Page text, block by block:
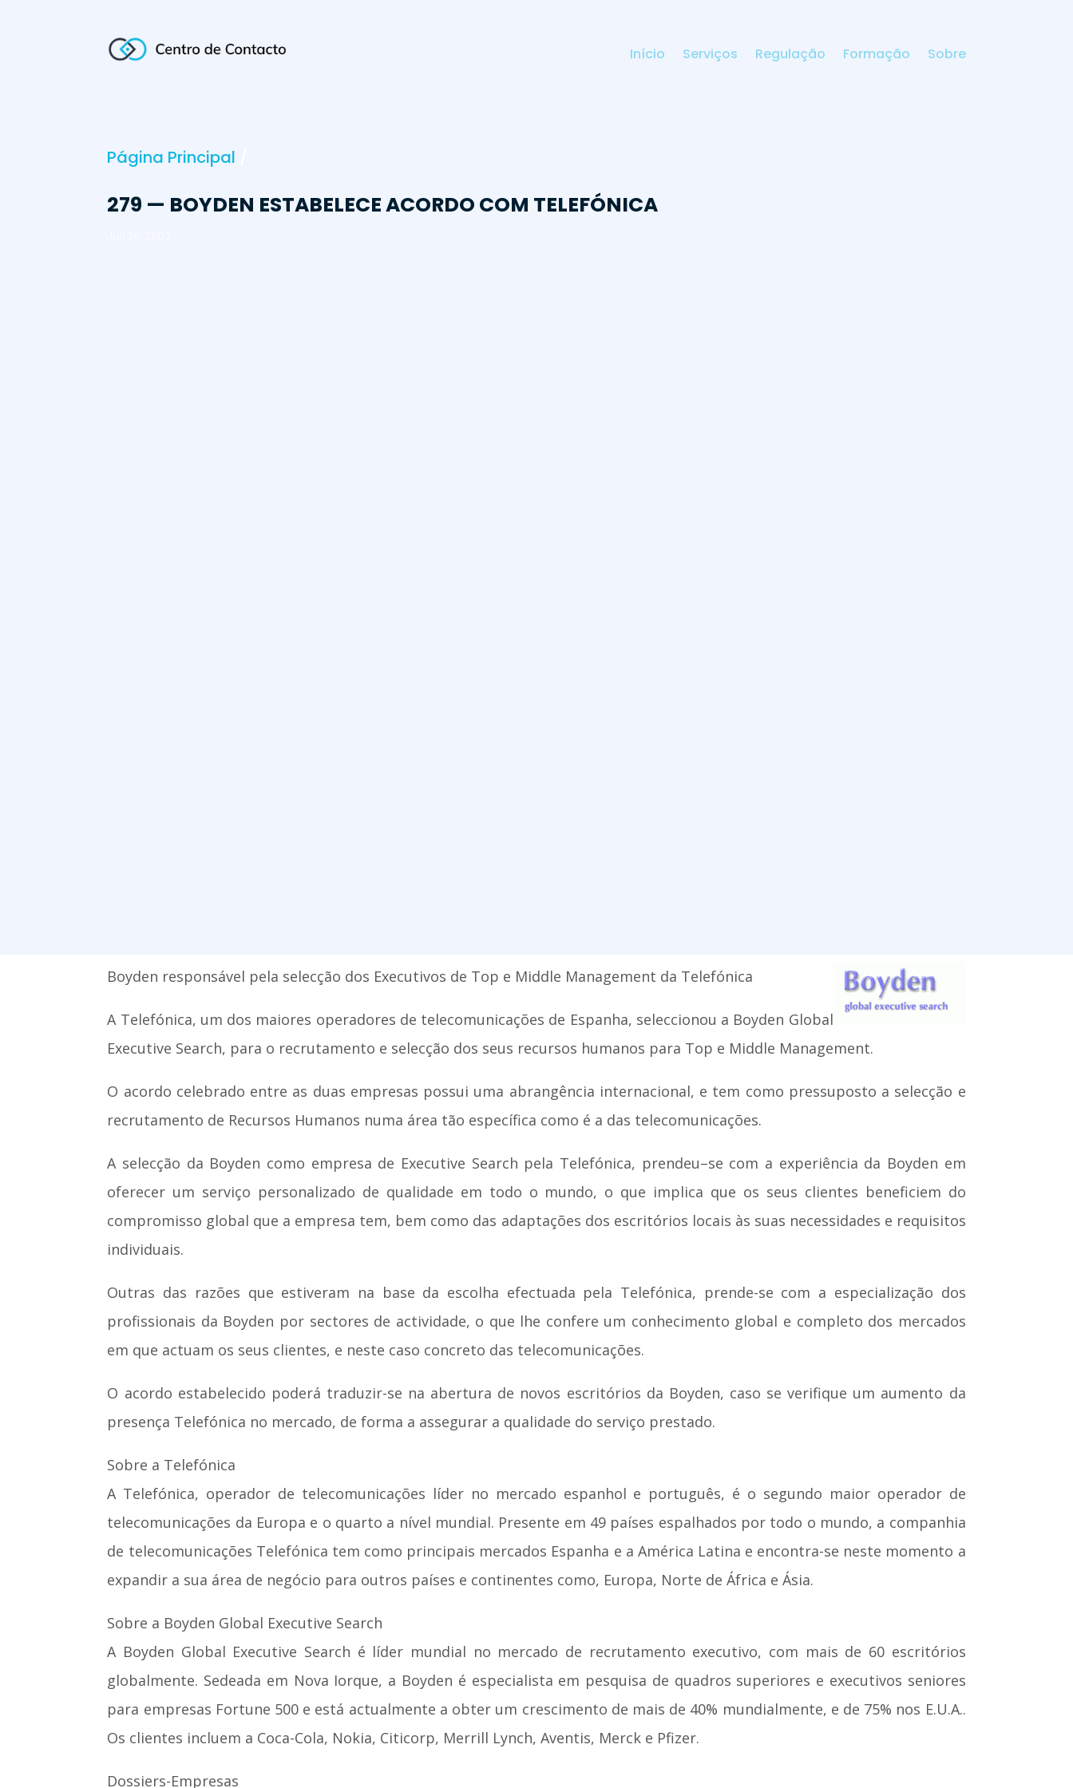
Início Serviços Regulação Formação Sobre
Página Principal
279 — BOYDEN ESTABELECE ACORDO COM TELEFÓNICA
Boyden responsável pela selecção dos Executivos de Top e Middle Management da Telefónica
A Telefónica, um dos maiores operadores de telecomunicações de Espanha, seleccionou a Boyden Global
Executive Search, para o recrutamento e selecção dos seus recursos humanos para Top e Middle Management.
O acordo celebrado entre as duas empresas possui uma abrangência internacional, e tem como pressuposto a selecção e
recrutamento de Recursos Humanos numa área tão específica como é a das telecomunicações.
A selecção da Boyden como empresa de Executive Search pela Telefónica, prendeu–se com a experiência da Boyden em
oferecer um serviço personalizado de qualidade em todo o mundo, o que implica que os seus clientes beneficiem do
compromisso global que a empresa tem, bem como das adaptações dos escritórios locais às suas necessidades e requisitos
individuais.
Outras das razões que estiveram na base da escolha efectuada pela Telefónica, prende-se com a especialização dos
profissionais da Boyden por sectores de actividade, o que lhe confere um conhecimento global e completo dos mercados
em que actuam os seus clientes, e neste caso concreto das telecomunicações.
O acordo estabelecido poderá traduzir-se na abertura de novos escritórios da Boyden, caso se verifique um aumento da
presença Telefónica no mercado, de forma a assegurar a qualidade do serviço prestado.
Sobre a Telefónica
A Telefónica, operador de telecomunicações líder no mercado espanhol e português, é o segundo maior operador de
telecomunicações da Europa e o quarto a nível mundial. Presente em 49 países espalhados por todo o mundo, a companhia
de telecomunicações Telefónica tem como principais mercados Espanha e a América Latina e encontra-se neste momento a
expandir a sua área de negócio para outros países e continentes como, Europa, Norte de África e Ásia.
Sobre a Boyden Global Executive Search
A Boyden Global Executive Search é líder mundial no mercado de recrutamento executivo, com mais de 60 escritórios
globalmente. Sedeada em Nova Iorque, a Boyden é especialista em pesquisa de quadros superiores e executivos seniores
para empresas Fortune 500 e está actualmente a obter um crescimento de mais de 40% mundialmente, e de 75% nos E.U.A..
Os clientes incluem a Coca-Cola, Nokia, Citicorp, Merrill Lynch, Aventis, Merck e Pfizer.
Dossiers-Empresas